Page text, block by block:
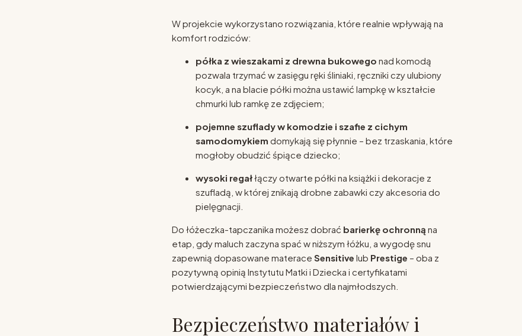
W projekcie wykorzystano rozwiązania, które realnie wpływają na
komfort rodziców:
półka z wieszakami z drewna bukowego nad komodą
pozwala trzymać w zasięgu ręki śliniaki, ręczniki czy ulubiony
kocyk, a na blacie półki można ustawić lampkę w kształcie
chmurki lub ramkę ze zdjęciem;
pojemne szuflady w komodzie i szafie z cichym
samodomykiem domykają się płynnie – bez trzaskania, które
mogłoby obudzić śpiące dziecko;
wysoki regałłączy otwarte półki na książki i dekoracje z
szufladą, w której znikają drobne zabawki czy akcesoria do
pielęgnacji.
Do łóżeczka-tapczanika możesz dobrać barierkę ochronną na
etap, gdy maluch zaczyna spać w niższym łóżku, a wygodę snu
zapewnią dopasowane materace Sensitive lub Prestige – oba z
pozytywną opinią Instytutu Matki i Dziecka i certyfikatami
potwierdzającymi bezpieczeństwo dla najmłodszych.
Bezpieczeństwo materiałów i